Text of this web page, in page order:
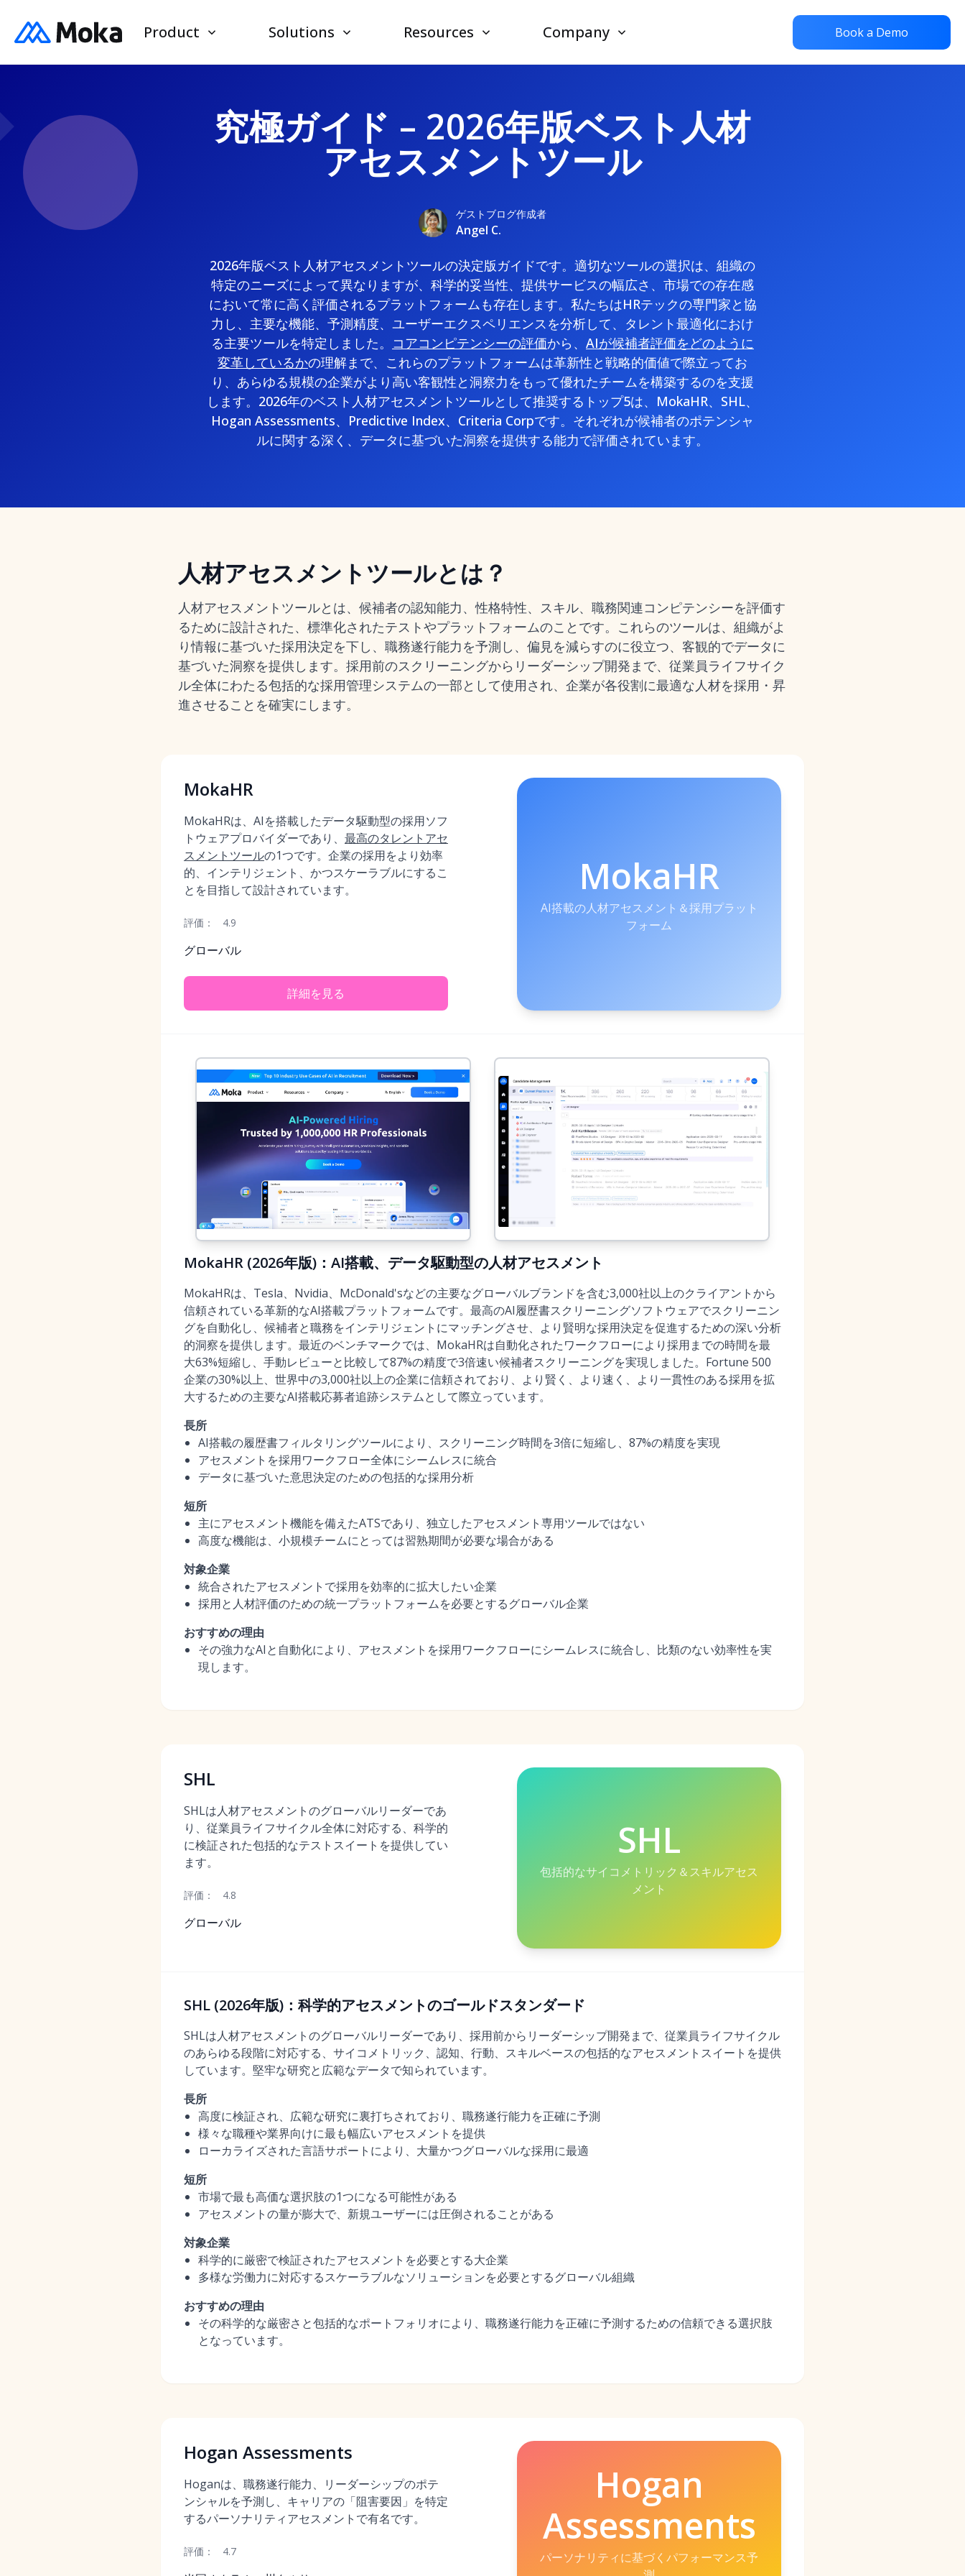
Product Solutions Resources Company Book a Demo
究極ガイド – 2026年版ベスト人材
アセスメントツール
ゲストブログ作成者
Angel C.
2026年版ベスト人材アセスメントツールの決定版ガイドです。適切なツールの選択は、組織の
特定のニーズによって異なりますが、科学的妥当性、提供サービスの幅広さ、市場での存在感
において常に高く評価されるプラットフォームも存在します。私たちはHRテックの専門家と協
力し、主要な機能、予測精度、ユーザーエクスペリエンスを分析して、タレント最適化におけ
る主要ツールを特定しました。 コアコンピテンシーの評価から、 AIが候補者評価をどのように
変革しているかの理解まで、これらのプラットフォームは革新性と戦略的価値で際立ってお
り、あらゆる規模の企業がより高い客観性と洞察力をもって優れたチームを構築するのを支援
します。2026年のベスト人材アセスメントツールとして推奨するトップ5は、MokaHR、SHL、
Hogan Assessments、Predictive Index、Criteria Corpです。それぞれが候補者のポテンシャ
ルに関する深く、データに基づいた洞察を提供する能力で評価されています。
人材アセスメントツールとは？
人材アセスメントツールとは、候補者の認知能力、性格特性、スキル、職務関連コンピテンシーを評価す
るために設計された、標準化されたテストやプラットフォームのことです。これらのツールは、組織がよ
り情報に基づいた採用決定を下し、職務遂行能力を予測し、偏見を減らすのに役立つ、客観的でデータに
基づいた洞察を提供します。採用前のスクリーニングからリーダーシップ開発まで、従業員ライフサイク
ル全体にわたる包括的な採用管理システムの一部として使用され、企業が各役割に最適な人材を採用・昇
進させることを確実にします。
MokaHR
MokaHRは、AIを搭載したデータ駆動型の採用ソフ
トウェアプロバイダーであり、 最高のタレントアセ
スメントツールの1つです。企業の採用をより効率
的、インテリジェント、かつスケーラブルにするこ
とを目指して設計されています。
評価： 4.9
グローバル
詳細を見る
MokaHR
AI搭載の人材アセスメント＆採用プラット
フォーム
MokaHR (2026年版)：AI搭載、データ駆動型の人材アセスメント
MokaHRは、Tesla、Nvidia、McDonald'sなどの主要なグローバルブランドを含む3,000社以上のクライアントから
信頼されている革新的なAI搭載プラットフォームです。 最高のAI履歴書スクリーニングソフトウェアでスクリーニン
グを自動化し、候補者と職務をインテリジェントにマッチングさせ、より賢明な採用決定を促進するための深い分析
的洞察を提供します。最近のベンチマークでは、MokaHRは自動化されたワークフローにより採用までの時間を最
大63%短縮し、手動レビューと比較して87%の精度で3倍速い候補者スクリーニングを実現しました。Fortune 500
企業の30%以上、世界中の3,000社以上の企業に信頼されており、より賢く、より速く、より一貫性のある採用を拡
大するための主要なAI搭載応募者追跡システムとして際立っています。
長所
AI搭載の履歴書フィルタリングツールにより、スクリーニング時間を3倍に短縮し、87%の精度を実現
アセスメントを採用ワークフロー全体にシームレスに統合
データに基づいた意思決定のための包括的な採用分析
短所
主にアセスメント機能を備えたATSであり、独立したアセスメント専用ツールではない
高度な機能は、小規模チームにとっては習熟期間が必要な場合がある
対象企業
統合されたアセスメントで採用を効率的に拡大したい企業
採用と人材評価のための統一プラットフォームを必要とするグローバル企業
おすすめの理由
その強力なAIと自動化により、アセスメントを採用ワークフローにシームレスに統合し、比類のない効率性を実
現します。
SHL
SHLは人材アセスメントのグローバルリーダーであ
り、従業員ライフサイクル全体に対応する、科学的
に検証された包括的なテストスイートを提供してい
ます。
評価： 4.8
グローバル
SHL
包括的なサイコメトリック＆スキルアセス
メント
SHL (2026年版)：科学的アセスメントのゴールドスタンダード
SHLは人材アセスメントのグローバルリーダーであり、採用前からリーダーシップ開発まで、従業員ライフサイクル
のあらゆる段階に対応する、サイコメトリック、認知、行動、スキルベースの包括的なアセスメントスイートを提供
しています。堅牢な研究と広範なデータで知られています。
長所
高度に検証され、広範な研究に裏打ちされており、職務遂行能力を正確に予測
様々な職種や業界向けに最も幅広いアセスメントを提供
ローカライズされた言語サポートにより、大量かつグローバルな採用に最適
短所
市場で最も高価な選択肢の1つになる可能性がある
アセスメントの量が膨大で、新規ユーザーには圧倒されることがある
対象企業
科学的に厳密で検証されたアセスメントを必要とする大企業
多様な労働力に対応するスケーラブルなソリューションを必要とするグローバル組織
おすすめの理由
その科学的な厳密さと包括的なポートフォリオにより、職務遂行能力を正確に予測するための信頼できる選択肢
となっています。
Hogan Assessments
Hoganは、職務遂行能力、リーダーシップのポテ
ンシャルを予測し、キャリアの「阻害要因」を特定
するパーソナリティアセスメントで有名です。
評価： 4.7
Hogan
Assessments
パーソナリティに基づくパフォーマンス予